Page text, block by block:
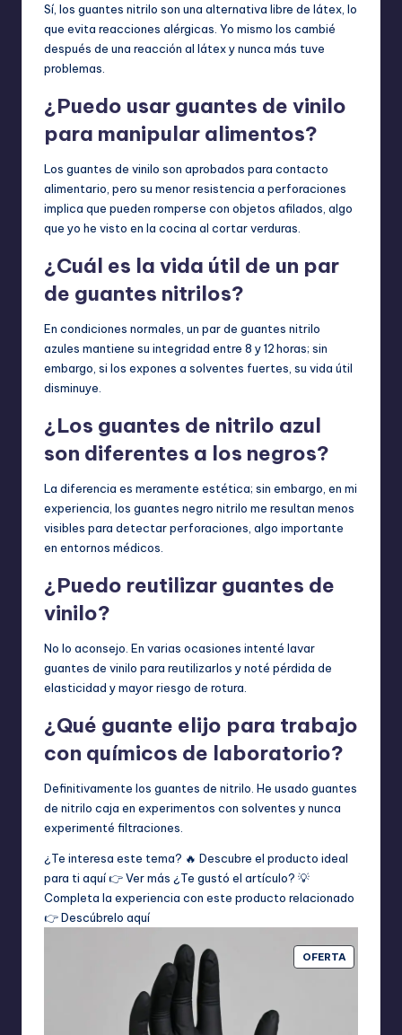
Sí, los guantes nitrilo son una alternativa libre de látex, lo
que evita reacciones alérgicas. Yo mismo los cambié
después de una reacción al látex y nunca más tuve
problemas.
¿Puedo usar guantes de vinilo
para manipular alimentos?
Los guantes de vinilo son aprobados para contacto
alimentario, pero su menor resistencia a perforaciones
implica que pueden romperse con objetos afilados, algo
que yo he visto en la cocina al cortar verduras.
¿Cuál es la vida útil de un par
de guantes nitrilos?
En condiciones normales, un par de guantes nitrilo
azules mantiene su integridad entre 8 y 12 horas; sin
embargo, si los expones a solventes fuertes, su vida útil
disminuye.
¿Los guantes de nitrilo azul
son diferentes a los negros?
La diferencia es meramente estética; sin embargo, en mi
experiencia, los guantes negro nitrilo me resultan menos
visibles para detectar perforaciones, algo importante
en entornos médicos.
¿Puedo reutilizar guantes de
vinilo?
No lo aconsejo. En varias ocasiones intenté lavar
guantes de vinilo para reutilizarlos y noté pérdida de
elasticidad y mayor riesgo de rotura.
¿Qué guante elijo para trabajo
con químicos de laboratorio?
Definitivamente los guantes de nitrilo. He usado guantes
de nitrilo caja en experimentos con solventes y nunca
experimenté filtraciones.
¿Te interesa este tema? 🔥 Descubre el producto ideal
para ti aquí 👉Ver más ¿Te gustó el artículo? 💡
Completa la experiencia con este producto relacionado
👉Descúbrelo aquí
OFERTA
EN